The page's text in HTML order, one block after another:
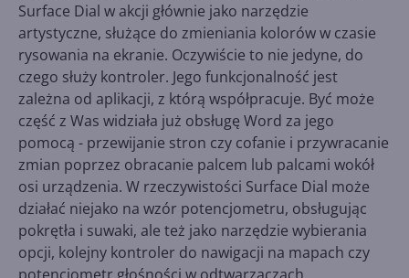
Surface Dial w akcji głównie jako narzędzie
artystyczne, służące do zmieniania kolorów w czasie
rysowania na ekranie. Oczywiście to nie jedyne, do
czego służy kontroler. Jego funkcjonalność jest
zależna od aplikacji, z którą współpracuje. Być może
część z Was widziała już obsługę Word za jego
pomocą - przewijanie stron czy cofanie i przywracanie
zmian poprzez obracanie palcem lub palcami wokół
osi urządzenia. W rzeczywistości Surface Dial może
działać niejako na wzór potencjometru, obsługując
pokrętła i suwaki, ale też jako narzędzie wybierania
opcji, kolejny kontroler do nawigacji na mapach czy